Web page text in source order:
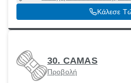
Λαγκαδάς,Κάλεσε
30. CAMAS
Προβολή